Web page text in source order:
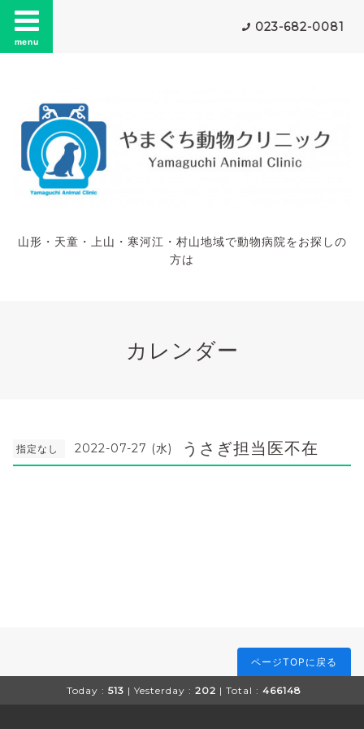
menu
023-682-0081
山形・天童・上山・寒河江・村山地域で動物病院をお探しの
方は
カレンダー
指定なし 2022-07-27 (水) うさぎ担当医不在
ページTOPに戻る
Today : 513 | Yesterday : 202 | Total : 466148